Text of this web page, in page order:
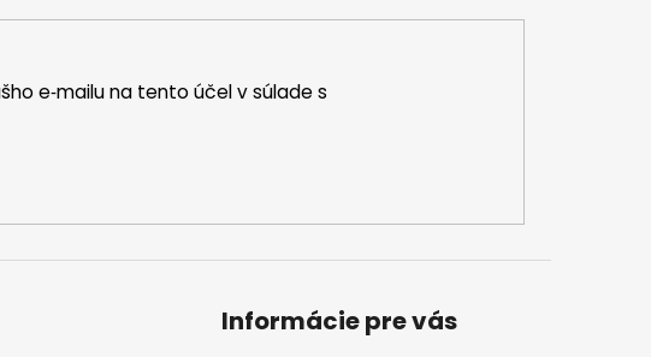
e‑mailu na tento účel v súlade s
Informácie pre vás